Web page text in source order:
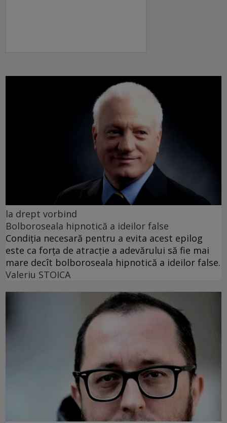
la drept vorbind
Bolboroseala hipnotică a ideilor false
Condiția necesară pentru a evita acest epilog
este ca forța de atracție a adevărului să fie mai
mare decît bolboroseala hipnotică a ideilor false.
Valeriu STOICA